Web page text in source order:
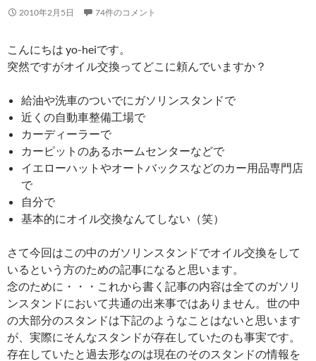
2010年2月5日 74件のコメント
こんにちは yo-heiです。
突然ですがオイル交換ってどこに頼んでいますか？
給油や洗車のついでにガソリンスタンドで
近くの自動車整備工場で
カーディーラーで
カーピットのあるホームセンターなどで
イエローハットやオートバックスなどのカー用品専門店
で
自分で
基本的にオイル交換なんてしない（笑）
さて今回はこの中のガソリンスタンドでオイル交換をして
いるという方のための記事になると思います。
念のために・・・これから書く記事の内容は全てのガソリ
ンスタンドにおいて共通の出来事ではありません。世の中
の大部分のスタンドは下記のようなことはないと思います
が、実際にそんなスタンドが存在していたのも事実です。
存在していたと過去形なのは現在のそのスタンドの情報を